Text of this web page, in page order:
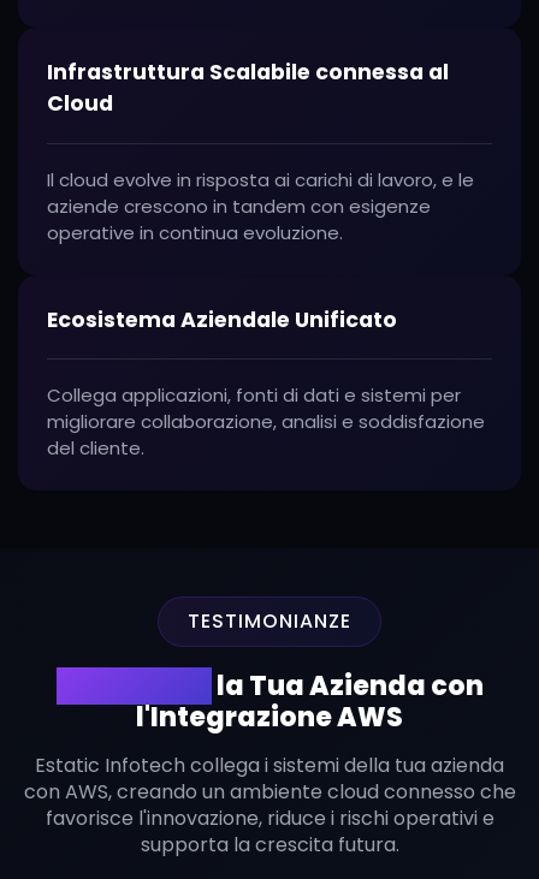
Infrastruttura Scalabile connessa al
Cloud
Il cloud evolve in risposta ai carichi di lavoro, e le
aziende crescono in tandem con esigenze
operative in continua evoluzione.
Ecosistema Aziendale Unificato
Collega applicazioni, fonti di dati e sistemi per
migliorare collaborazione, analisi e soddisfazione
del cliente.
TESTIMONIANZE
la Tua Azienda con
l'Integrazione AWS
Estatic Infotech collega i sistemi della tua azienda
con AWS, creando un ambiente cloud connesso che
favorisce l'innovazione, riduce i rischi operativi e
supporta la crescita futura.